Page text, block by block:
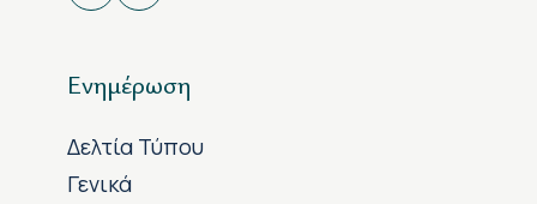
Ενημέρωση
Δελτία Τύπου
Γενικά